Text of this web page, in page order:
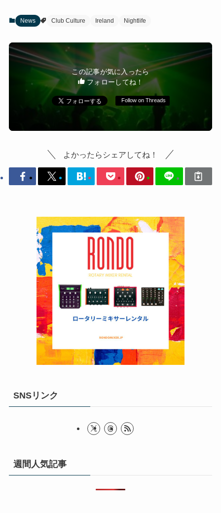
News Club Culture Ireland Nightlife
この記事が気に入ったら
フォローしてね！
Follow on Threads
よかったらシェアしてね！
SNSリンク
週間人気記事